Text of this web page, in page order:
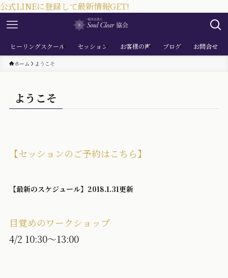
公式LINEに登録して最新情報GET!
ヒーリングスクール セッション お客様の声 ブログ お問合せ
ホーム ようこそ
ようこそ
【セッションのご予約はこちら】
【最新のスケジュール】2018.1.31更新
目覚めのワークショップ
4/2 10:30～13:00